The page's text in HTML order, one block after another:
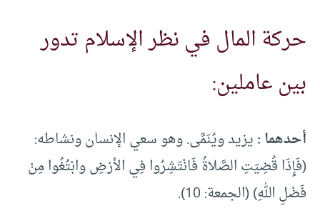
حركة المال في نظر الإسلام تدور
بين عاملين:
أحدهما :يزيد ويُنَمَّى. وهو سعي الإنسان ونشاطه:
(فَإِذَا قُضِيَتِ الصَّلاةُ فَانْتَشِرُوا فِي الأرْضِ وابْتُغُوا مِنْ
فَضْلِ اللهِ) (الجمعة: 10).